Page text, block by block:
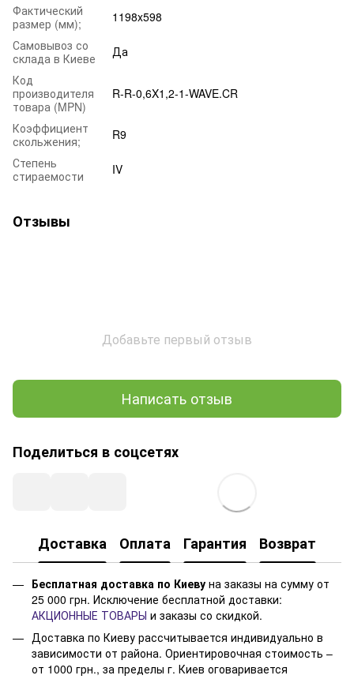
Фактический
размер (мм);
1198x598
Самовывоз со
склада в Киеве
Да
Код
производителя
товара (MPN)
R-R-0,6X1,2-1-WAVE.CR
Коэффициент
скольжения;
R9
Степень
стираемости
IV
Отзывы
Добавьте первый отзыв
Написать отзыв
Поделиться в соцсетях
Доставка Оплата Гарантия Возврат
Бесплатная доставка по Киеву на заказы на сумму от
25 000 грн. Исключение бесплатной доставки:
АКЦИОННЫЕ ТОВАРЫ и заказы со скидкой.
Доставка по Киеву рассчитывается индивидуально в
зависимости от района. Ориентировочная стоимость –
от 1000 грн., за пределы г. Киев оговаривается